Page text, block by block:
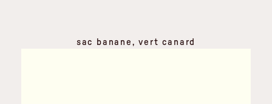
sac banane, vert canard